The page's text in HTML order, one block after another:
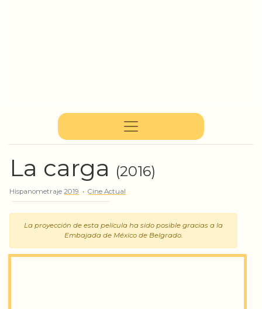
La carga (2016)
Hispanometraje2019 •Cine Actual
La proyección de esta película ha sido posible gracias a la
Embajada de México de Belgrado.